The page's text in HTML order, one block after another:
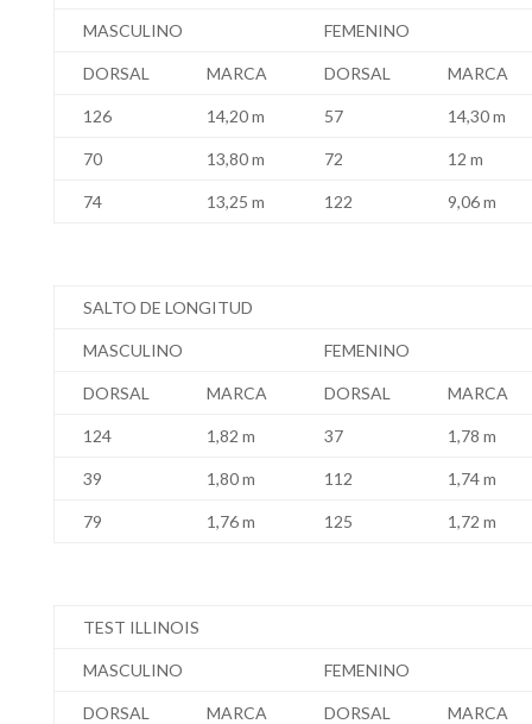
MASCULINO FEMENINO
DORSAL MARCA DORSAL MARCA
126 14,20 m 57 14,30 m
70 13,80 m 72 12 m
74 13,25 m 122 9,06 m
SALTO DE LONGITUD
MASCULINO FEMENINO
DORSAL MARCA DORSAL MARCA
124 1,82 m 37 1,78 m
39 1,80 m 112 1,74 m
79 1,76 m 125 1,72 m
TEST ILLINOIS
MASCULINO FEMENINO
DORSAL MARCA DORSAL MARCA